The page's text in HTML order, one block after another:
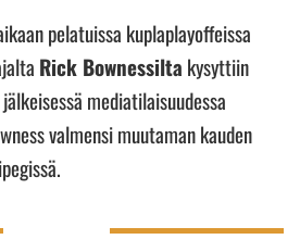
pelatuissa kuplaplayoffeissa
Rick Bownessilta kysyttiin
mediatilaisuudessa
valmensi muutaman kauden